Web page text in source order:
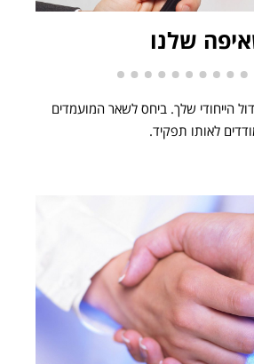
שלנו
הייחודי שלך. ביחס לשאר המועמדים
לאותו תפקיד.